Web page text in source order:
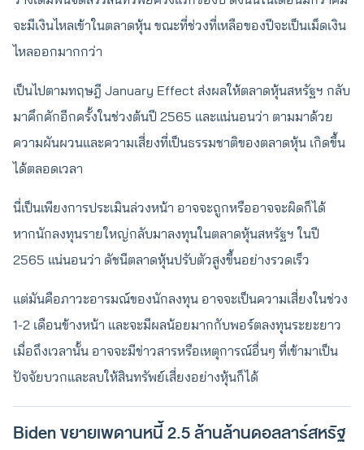
จะมีเงินไหลเข้าในตลาดหุ้น ขณะที่ช่วงที่เหลือของปีจะเป็นเม็ดเงิน
ไหลออกมากกว่า
เป็นไปตามทฤษฎี January Effect ส่งผลให้ตลาดหุ้นสหรัฐฯ กลับ
มาคึกคักอีกครั้งในช่วงต้นปี 2565 และแน่นอนว่า ตามมาด้วย
ความผันผวนและความเสี่ยงที่เป็นธรรมชาติของตลาดหุ้น เกิดขึ้น
ได้ตลอดเวลา
นี่เป็นเพียงการประเมินล่วงหน้า อาจจะถูกหรืออาจจะผิดก็ได้
หากนักลงทุนรายใหญ่กลับมาลงทุนในตลาดหุ้นสหรัฐฯ ในปี
2565 แน่นอนว่า ดัชนีตลาดหุ้นปรับตัวสูงขึ้นอย่างรวดเร็ว
แต่มันคือภาวะอารมณ์ของนักลงทุน อาจจะเป็นความเสี่ยงในช่วง
1-2 เดือนข้างหน้า และจะมีผลน้อยมากกับพอร์ตลงทุนระยะยาว
เมื่อถึงเวลานั้น อาจจะมีข่าวสารหรือเหตุการณ์อื่นๆ ที่เข้ามาเป็น
ปัจจัยบวกและลบให้สินทรัพย์เสี่ยงอย่างหุ้นก็ได้
Biden ขยายเพดานหนี้ 2.5 ล้านล้านดอลลาร์สหรัฐ